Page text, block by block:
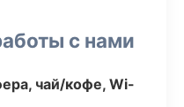
с нами
чай/кофе, Wi-